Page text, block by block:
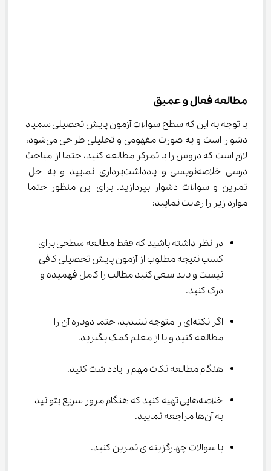
مطالعه فعال و عمیق
با توجه به این که سطح سوالات آزمون پایش تحصیلی سمپاد
دشوار است و به صورت مفهومی و تحلیلی طراحی می‌شود،
لازم است که دروس را با تمرکز مطالعه کنید، حتما از مباحث
درسی خلاصه‌نویسی و یادداشت‌برداری نمایید و به حل
تمرین و سوالات دشوار بپردازید. برای این منظور حتما
موارد زیر را رعایت نمایید:
در نظر داشته باشید که فقط مطالعه سطحی برای
کسب نتیجه مطلوب از آزمون پایش تحصیلی کافی
نیست و باید سعی کنید مطالب را کامل فهمیده و
درک کنید.
اگر نکته‌ای را متوجه نشدید، حتما دوباره آن را
مطالعه کنید و یا از معلم کمک بگیرید.
هنگام مطالعه نکات مهم را یادداشت کنید.
خلاصه‌هایی تهیه کنید که هنگام مرور سریع بتوانید
به آن‌ها مراجعه نمایید.
با سوالات چهارگزینه‌ای تمرین‌ کنید.